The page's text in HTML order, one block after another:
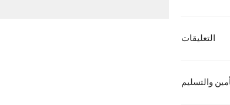
التعليقات
والتسليم